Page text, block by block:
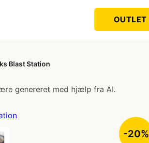
OUTLET
Blast Station
genereret med hjælp fra AI.
-20%